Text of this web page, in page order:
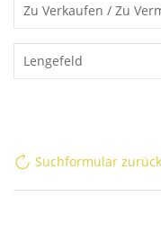
Suchformular